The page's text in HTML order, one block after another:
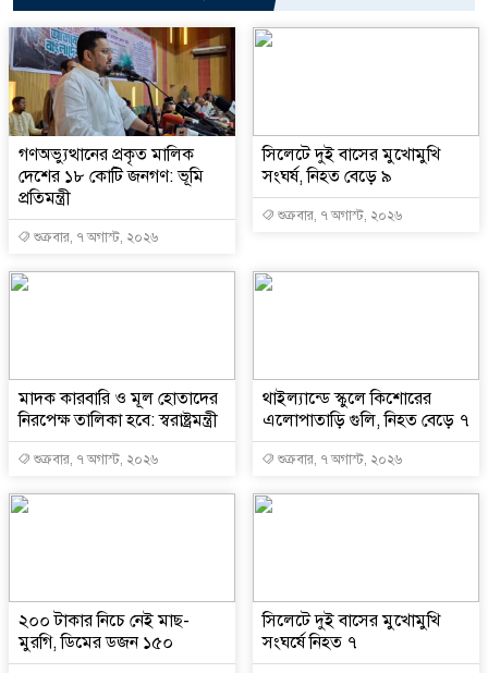
গণঅভ্যুত্থানের প্রকৃত মালিক
দেশের ১৮ কোটি জনগণ: ভূমি
প্রতিমন্ত্রী
শুক্রবার, ৭ অগাস্ট, ২০২৬
সিলেটে দুই বাসের মুখোমুখি
সংঘর্ষ, নিহত বেড়ে ৯
শুক্রবার, ৭ অগাস্ট, ২০২৬
মাদক কারবারি ও মূল হোতাদের
নিরপেক্ষ তালিকা হবে: স্বরাষ্ট্রমন্ত্রী
শুক্রবার, ৭ অগাস্ট, ২০২৬
থাইল্যান্ডে স্কুলে কিশোরের
এলোপাতাড়ি গুলি, নিহত বেড়ে ৭
শুক্রবার, ৭ অগাস্ট, ২০২৬
২০০ টাকার নিচে নেই মাছ-
মুরগি, ডিমের ডজন ১৫০
সিলেটে দুই বাসের মুখোমুখি
সংঘর্ষে নিহত ৭